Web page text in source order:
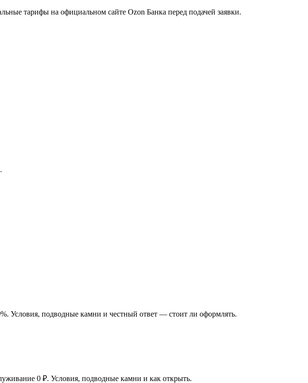
тарифы на официальном сайте Ozon Банка перед подачей заявки.
Условия, подводные камни и честный ответ — стоит ли оформлять.
0 ₽. Условия, подводные камни и как открыть.